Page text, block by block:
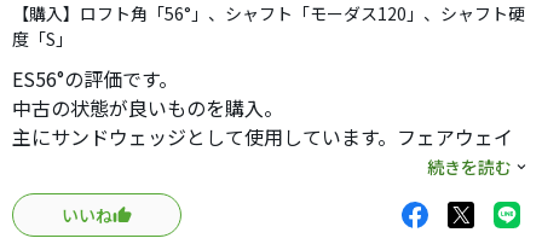
【購入】ロフト角「56°」、シャフト「モーダス120」、シャフト硬
度「S」
ES56°の評価です。
中古の状態が良いものを購入。
主にサンドウェッジとして使用しています。フェアウェイ
からのフルショットで大体80&〜90ヤード。スピンが良く
かかるのでランは1&〜2ヤード程です。
ESソールのおかげか柔らかいの砂や深いラフからの抜けも
続きを読む
いいね